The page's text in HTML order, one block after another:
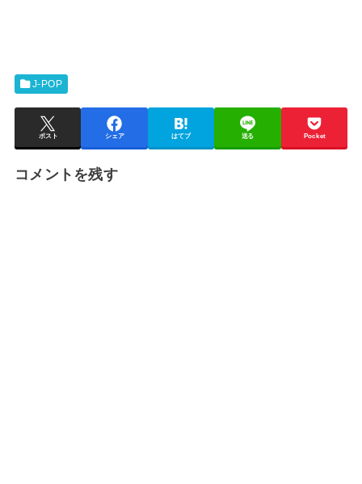
J-POP
ポスト シェア はてブ 送る Pocket
コメントを残す